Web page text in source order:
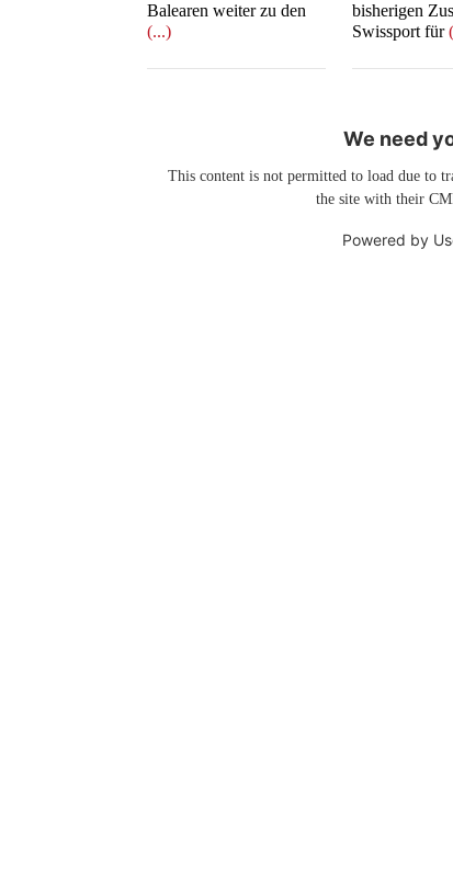
Balearen weiter zu den
(...)
bisherigen
Swissport für
We need
This content is not permitted to load due to
the site with their
Powered by